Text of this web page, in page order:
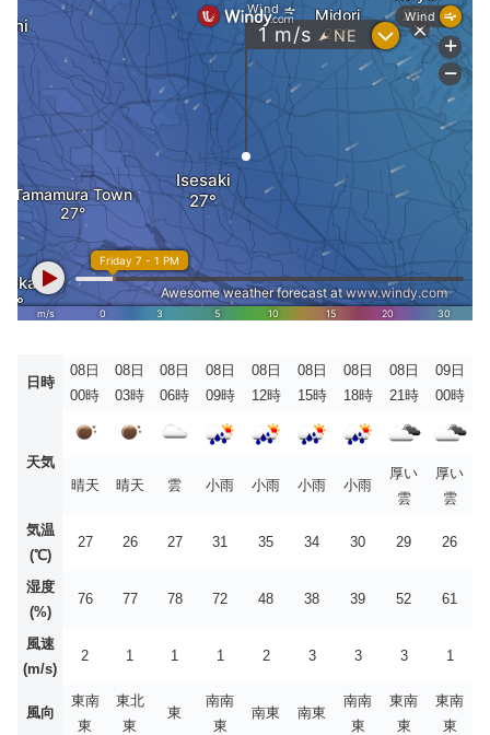
日時
08日
00時
08日
03時
08日
06時
08日
09時
08日
12時
08日
15時
08日
18時
08日
21時
09日
00時
天気
晴天
晴天 雲 小雨 小雨 小雨 小雨
厚い
雲
厚い
雲
気温
(℃)
27 26 27 31 35 34 30 29 26
湿度
(%)
76 77 78 72 48 38 39 52 61
風速
(m/s)
2 1 1 1 2 3 3 3 1
風向
東南
東
東北
東
東
南南
東
南東 南東
南南
東
東南
東
東南
東